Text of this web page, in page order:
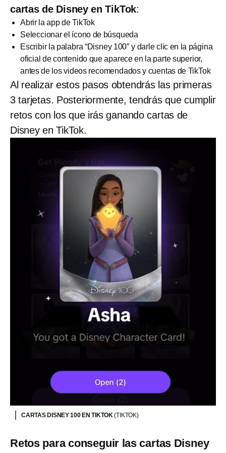
cartas de Disney en TikTok:
Abrir la app de TikTok
Seleccionar el ícono de búsqueda
Escribir la palabra “Disney 100″ y darle clic en la página
oficial de contenido que aparece en la parte superior,
antes de los videos recomendados y cuentas de TikTok
Al realizar estos pasos obtendrás las primeras
3 tarjetas. Posteriormente, tendrás que cumplir
retos con los que irás ganando cartas de
Disney en TikTok.
CARTAS DISNEY 100 EN TIKTOK(TIKTOK)
Retos para conseguir las cartas Disney